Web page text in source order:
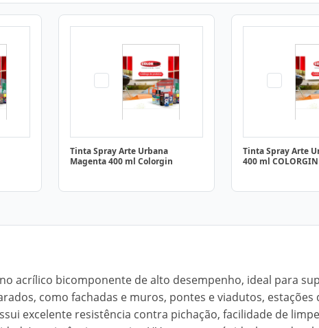
Tinta Spray Arte Urbana
Magenta 400 ml Colorgin
Tinta Spray Arte
400 ml COLORGIN
acrílico bicomponente de alto desempenho, ideal para
como fachadas e muros, pontes e viadutos, estações
excelente resistência contra pichação, facilidade de